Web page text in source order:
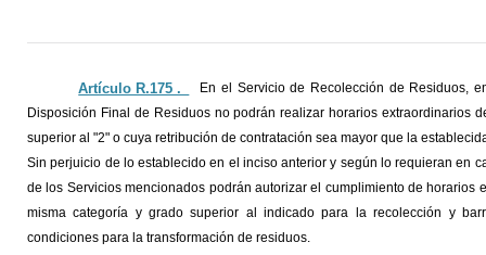
Artículo R.175 ._
En el Servicio de Recolección de Residuos,
Disposición Final de Residuos no podrán realizar horarios extraordinarios
superior al "2" o cuya retribución de contratación sea mayor que la
Sin perjuicio de lo establecido en el inciso anterior y según lo requieran en
de los Servicios mencionados podrán autorizar el cumplimiento de
misma categoría y grado superior al indicado para la recolección y
condiciones para la transformación de residuos.